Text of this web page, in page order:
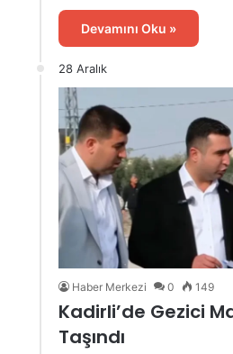
Devamını Oku »
28 Aralık
Haber Merkezi 0 149
Kadirli’de Gezici
Taşındı